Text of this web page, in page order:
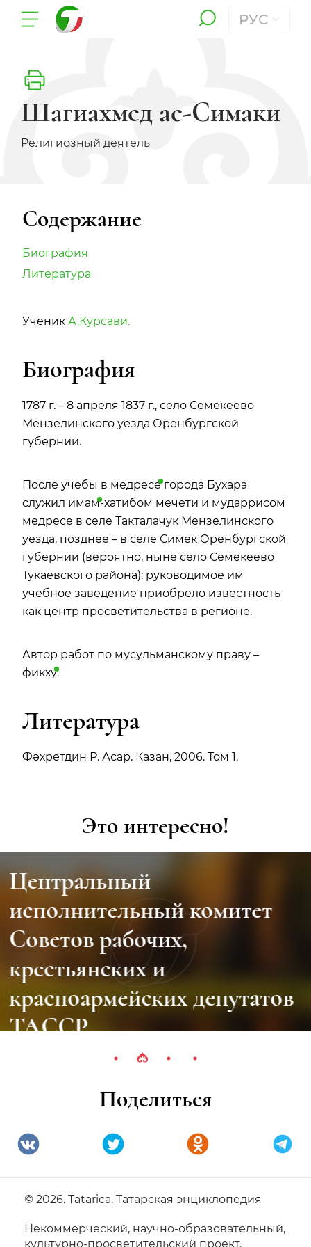
РУС
Шагиахмед ас-Симаки
Религиозный деятель
Содержание
Биография
Литература
Ученик А.Курсави.
Биография
1787 г. – 8 апреля 1837 г., село Семекеево
Мензелинского уезда Оренбургской
губернии.
После учебы в медресегорода Бухара
служил имам-хатибом мечети и мударрисом
медресе в селе Такталачук Мензелинского
уезда, позднее – в селе Симек Оренбургской
губернии (вероятно, ныне село Семекеево
Тукаевского района); руководимое им
учебное заведение приобрело известность
как центр просветительства в регионе.
Автор работ по мусульманскому праву –
фикху.
Литература
Фәхретдин Р. Асар. Казан, 2006. Том 1.
Это интересно!
Центральный
исполнительный комитет
Советов рабочих,
крестьянских и
красноармейских депутатов
ТАССР
Поделиться
© 2026. Tatarica. Татарская энциклопедия
Некоммерческий, научно-образовательный,
культурно-просветительский проект.